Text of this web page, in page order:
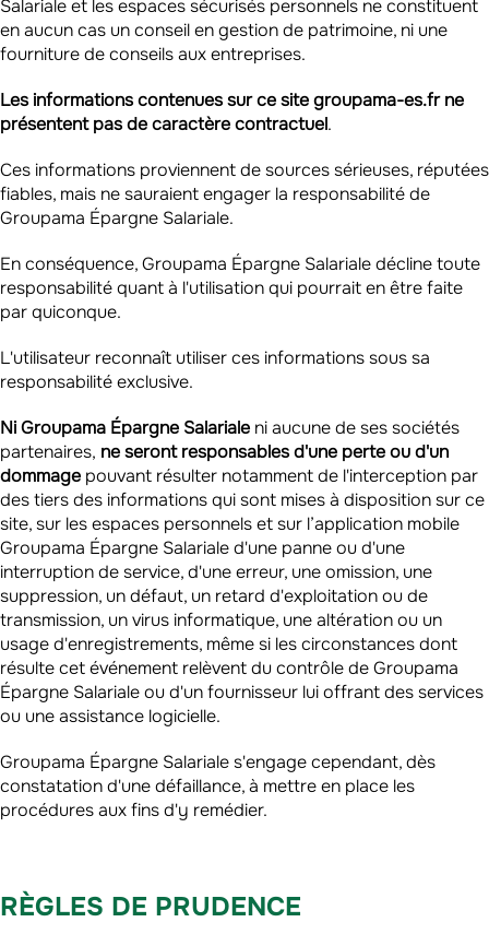
Salariale et les espaces sécurisés personnels ne constituent
en aucun cas un conseil en gestion de patrimoine, ni une
fourniture de conseils aux entreprises.
Les informationscontenues sur ce site groupama-es.fr ne
présentent pasde caractère contractuel.
Ces informations proviennent de sources sérieuses, réputées
fiables, mais ne sauraient engager la responsabilité de
Groupama Épargne Salariale.
En conséquence, Groupama Épargne Salariale décline toute
responsabilité quant à l'utilisation qui pourrait en être faite
par quiconque.
L'utilisateur reconnaît utiliser ces informations sous sa
responsabilité exclusive.
Ni Groupama Épargne Salariale ni aucune de ses sociétés
partenaires, ne seront responsables d'une perte ou d'un
dommage pouvant résulter notamment de l'interception par
des tiers des informations qui sont mises à disposition sur ce
site, sur les espaces personnels et sur l’application mobile
Groupama Épargne Salariale d'une panne ou d'une
interruption de service, d'une erreur, une omission, une
suppression, un défaut, un retard d'exploitation ou de
transmission, un virus informatique, une altération ou un
usage d'enregistrements, même si les circonstances dont
résulte cet événement relèvent du contrôle de Groupama
Épargne Salariale ou d'un fournisseur lui offrant des services
ou une assistance logicielle.
Groupama Épargne Salariale s'engage cependant, dès
constatation d'une défaillance, à mettre en place les
procédures aux fins d'y remédier.
RÈGLES DE PRUDENCE